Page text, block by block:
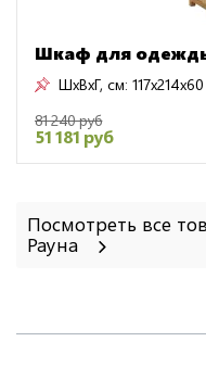
Шкаф для
ШxВxГ, см: 117x214x60
81 240 руб
51 181 руб
Посмотреть все
Рауна